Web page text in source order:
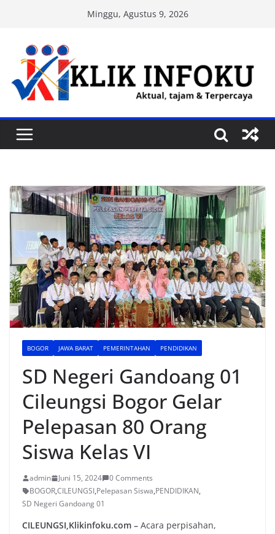
content
Minggu, Agustus 9, 2026
BOGOR JAWA BARAT PEMERINTAHAN PENDIDIKAN
SD Negeri Gandoang 01
Cileungsi Bogor Gelar
Pelepasan 80 Orang
Siswa Kelas VI
admin Juni 15, 2024
0 Comments
BOGOR,CILEUNGSI,Pelepasan Siswa,PENDIDIKAN,
SD Negeri Gandoang 01
CILEUNGSI,Klikinfoku.com – Acara perpisahan,